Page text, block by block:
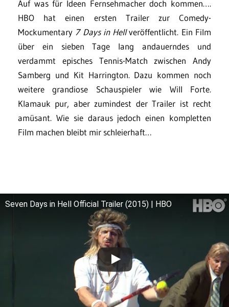
Auf was für Ideen Fernsehmacher doch kommen….
HBO hat einen ersten Trailer zur Comedy-
Mockumentary 7 Days in Hellveröffentlicht. Ein Film
über ein sieben Tage lang andauerndes und
verdammt episches Tennis-Match zwischen Andy
Samberg und Kit Harrington. Dazu kommen noch
weitere grandiose Schauspieler wie Will Forte.
Klamauk pur, aber zumindest der Trailer ist recht
amüsant. Wie sie daraus jedoch einen kompletten
Film machen bleibt mir schleierhaft…
Seven Days in Hell Official Trailer (2015) | HBO